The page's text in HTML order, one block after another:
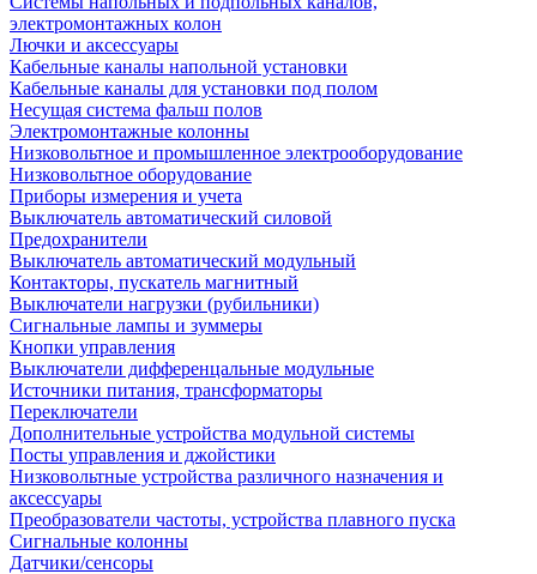
электромонтажных колон
Лючки и аксессуары
Кабельные каналы напольной установки
Кабельные каналы для установки под полом
Несущая система фальш полов
Электромонтажные колонны
Низковольтное и промышленное электрооборудование
Низковольтное оборудование
Приборы измерения и учета
Выключатель автоматический силовой
Предохранители
Выключатель автоматический модульный
Контакторы, пускатель магнитный
Выключатели нагрузки (рубильники)
Сигнальные лампы и зуммеры
Кнопки управления
Выключатели дифференцальные модульные
Источники питания, трансформаторы
Переключатели
Дополнительные устройства модульной системы
Посты управления и джойстики
Низковольтные устройства различного назначения и
аксессуары
Преобразователи частоты, устройства плавного пуска
Сигнальные колонны
Датчики/сенсоры